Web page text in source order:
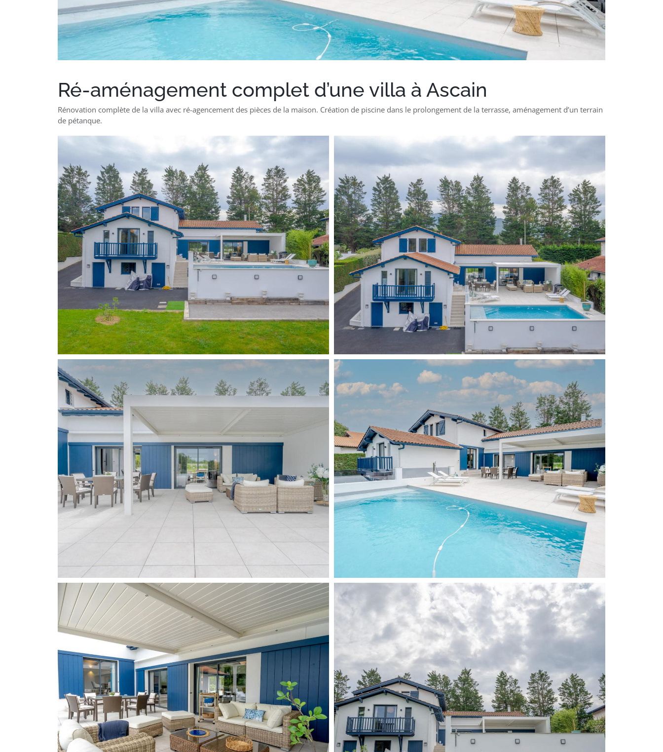
Ré-aménagement complet d’une villa à Ascain
Rénovation complète de la villa avec ré-agencement des pièces de la maison. Création de piscine dans le prolongement de la terrasse, aménagement d’un terrain
de pétanque.